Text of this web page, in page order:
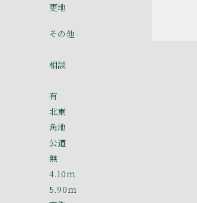
更地
その他
相談
有
北東
角地
公道
無
4.10ｍ
5.90ｍ